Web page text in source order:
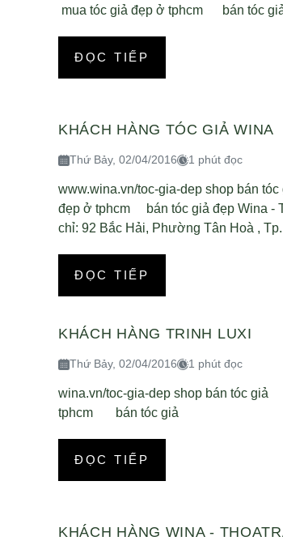
mua tóc giả đẹp ở tphcm bán tóc
ĐỌC TIẾP
KHÁCH HÀNG TÓC GIẢ WINA
Thứ Bảy, 02/04/2016 1 phút đọc
www.wina.vn/toc-gia-dep shop bán
đẹp ở tphcm bán tóc giả đẹp Wina -
chỉ: 92 Bắc Hải, Phường Tân Hoà ,
ĐỌC TIẾP
KHÁCH HÀNG TRINH LUXI
Thứ Bảy, 02/04/2016 1 phút đọc
wina.vn/toc-gia-dep shop bán tóc
tphcm bán tóc giả
ĐỌC TIẾP
KHÁCH HÀNG WINA -